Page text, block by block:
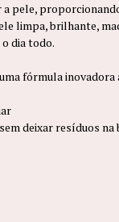
pele,
limpa, brilhante,
dia todo.
fórmula inovadora
deixar resíduos na